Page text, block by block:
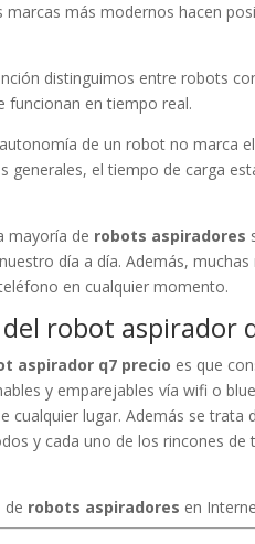
marcas más modernos hacen
distinguimos entre robots
funcionan en tiempo real.
de un robot no marca
generales, el tiempo de carga
mayoría de robots aspiradores
día a día. Además,
en cualquier momento.
robot aspirador
aspirador q7 precio es que
y emparejables vía wifi o
cualquier lugar. Además se
y cada uno de los rincones
de robots aspiradores en